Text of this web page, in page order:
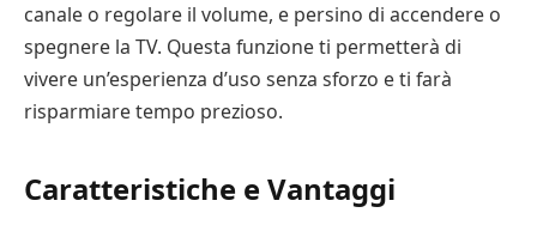
canale o regolare il volume, e persino di accendere o
spegnere la TV. Questa funzione ti permetterà di
vivere un’esperienza d’uso senza sforzo e ti farà
risparmiare tempo prezioso.
Caratteristiche e Vantaggi